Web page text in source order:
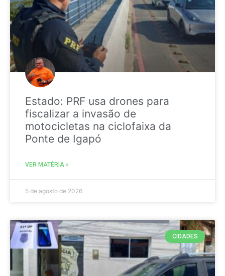
Estado: PRF usa drones para
fiscalizar a invasão de
motocicletas na ciclofaixa da
Ponte de Igapó
VER MATÉRIA »
5 de agosto de 2026
CIDADES